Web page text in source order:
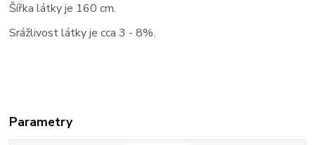
Šířka látky je 160 cm.
Srážlivost látky je cca 3 - 8%.
Parametry